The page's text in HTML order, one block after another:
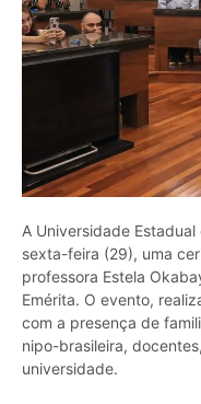
A Universidade
sexta-feira (29), uma
professora Estela
Emérita. O evento,
com a presença de
nipo-brasileira,
universidade.